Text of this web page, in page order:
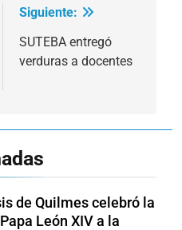
Siguiente:
SUTEBA entregó
verduras a docentes
de Quilmes celebró la
León XIV a la